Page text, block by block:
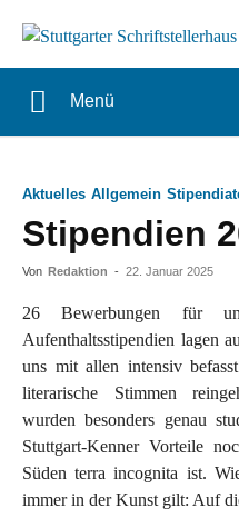
Menü
Aktuelles Allgemein
Stipendien
Von Redaktion - 22. Januar 2025
26 Bewerbungen für
Aufenthaltsstipendien lagen
uns mit allen intensiv
literarische Stimmen
wurden besonders genau
Stuttgart-Kenner Vorteile
Süden terra incognita ist.
immer in der Kunst gilt: Auf